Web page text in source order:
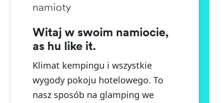
namioty
Witaj w swoim namiocie,
as hu like it.
Klimat kempingu i wszystkie
wygody pokoju hotelowego. To
nasz sposób na glamping we